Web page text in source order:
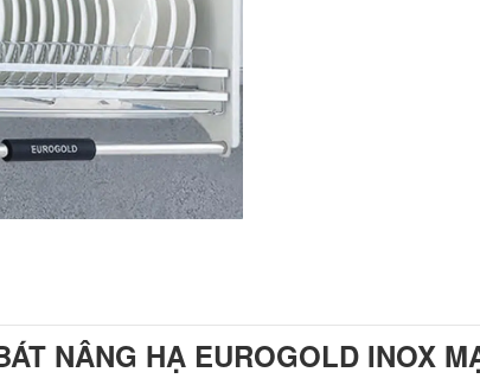
NÂNG HẠ EUROGOLD INOX